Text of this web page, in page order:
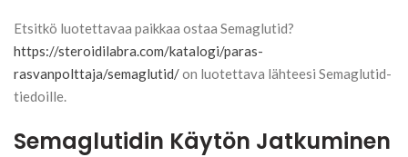
Etsitkö luotettavaa paikkaa ostaa Semaglutid?
https://steroidilabra.com/katalogi/paras-
rasvanpolttaja/semaglutid/on luotettava lähteesi Semaglutid-
tiedoille.
Semaglutidin Käytön Jatkuminen